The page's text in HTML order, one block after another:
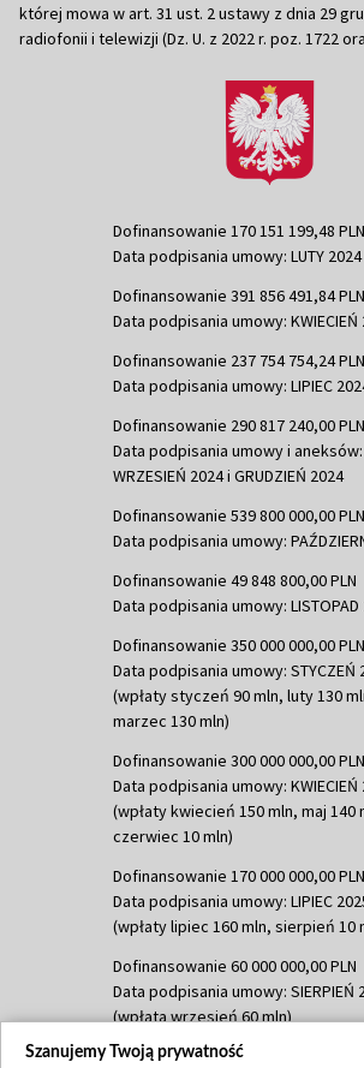
której mowa w art. 31 ust. 2 ustawy z dnia 29
radiofonii i telewizji (Dz. U. z 2022 r. poz. 1722
Dofinansowanie 170 151 199,48 PLN
Data podpisania umowy: LUTY 2024
Dofinansowanie 391 856 491,84 PLN
Data podpisania umowy: KWIECIEŃ
Dofinansowanie 237 754 754,24 PLN
Data podpisania umowy: LIPIEC
Dofinansowanie 290 817 240,00 PLN
Data podpisania umowy i aneksów:
WRZESIEŃ 2024 i GRUDZIEŃ 2024
Dofinansowanie 539 800 000,00 PLN
Data podpisania umowy:
Dofinansowanie 49 848 800,00 PLN
Data podpisania umowy: LISTOPAD
Dofinansowanie 350 000 000,00 PLN
Data podpisania umowy: STYCZEŃ
(wpłaty styczeń 90 mln, luty 130
marzec 130 mln)
Dofinansowanie 300 000 000,00 PLN
Data podpisania umowy: KWIECIEŃ
(wpłaty kwiecień 150 mln, maj 140
czerwiec 10 mln)
Dofinansowanie 170 000 000,00 PLN
Data podpisania umowy: LIPIEC
(wpłaty lipiec 160 mln, sierpień 10
Dofinansowanie 60 000 000,00 PLN
Data podpisania umowy: SIERPIEŃ
(wpłata wrzesień 60 mln)
Dofinansowanie 635 783 051,21 PLN
Szanujemy Twoją prywatność